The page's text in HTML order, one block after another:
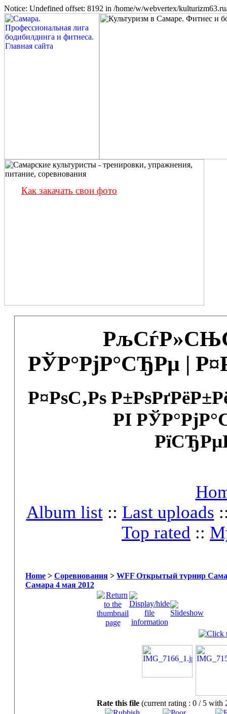
Notice: Undefined offset: 8192 in /home/w/webvertex/
РЎР°РјР°СЂРµ |
Р¤РѕС‚Рѕ
РІ
Album list:: Last uploads
Top rated ::
Home > Соревнования > WFF Открытый турнир
Самара 4 мая 2012
Rate this file (current rating : 0 / 5 with
Как закачать свои фото